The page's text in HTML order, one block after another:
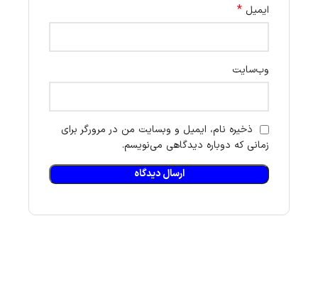
ایمیل *
وب‌سایت
ذخیره نام، ایمیل و وبسایت من در مرورگر برای
زمانی که دوباره دیدگاهی می‌نویسم.